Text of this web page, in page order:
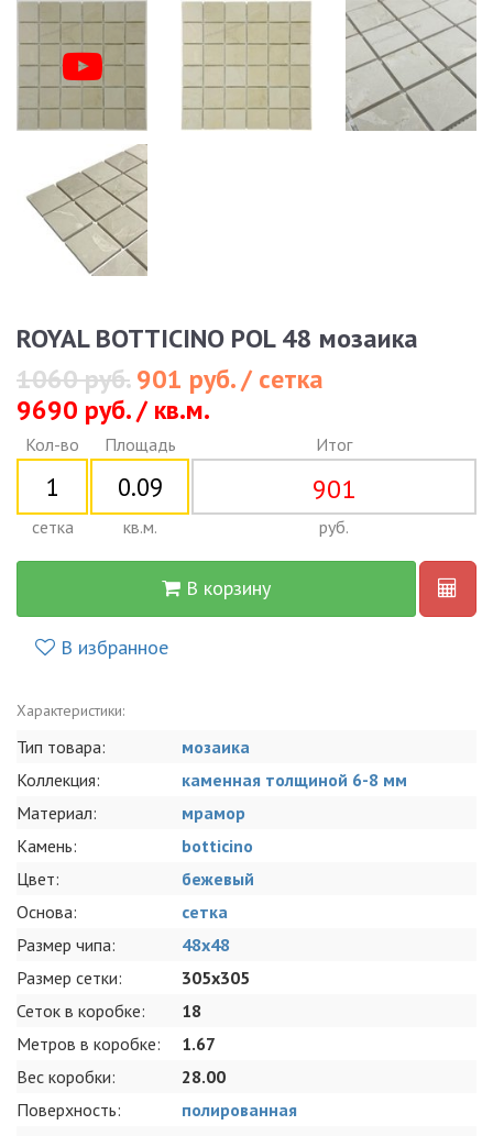
ROYAL BOTTICINO POL 48 мозаика
1060 руб.901 руб. / сетка
9690 руб. / кв.м.
Кол-во
сетка
Площадь
кв.м.
Итог
901
руб.
В корзину
В избранное
Характеристики:
Тип товара:
мозаика
Коллекция:
каменная толщиной 6-8 мм
Материал:
мрамор
Камень:
botticino
Цвет:
бежевый
Основа:
сетка
Размер чипа:
48х48
Размер сетки:
305x305
Сеток в коробке:
18
Метров в коробке:
1.67
Вес коробки:
28.00
Поверхность:
полированная